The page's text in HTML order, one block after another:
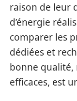
raison de leur
d’énergie
comparer les
dédiées et
bonne qualité,
efficaces, est